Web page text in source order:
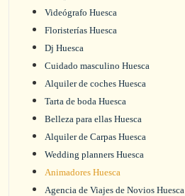
Videógrafo Huesca
Floristerías Huesca
Dj Huesca
Cuidado masculino Huesca
Alquiler de coches Huesca
Tarta de boda Huesca
Belleza para ellas Huesca
Alquiler de Carpas Huesca
Wedding planners Huesca
Animadores Huesca
Agencia de Viajes de Novios Huesca